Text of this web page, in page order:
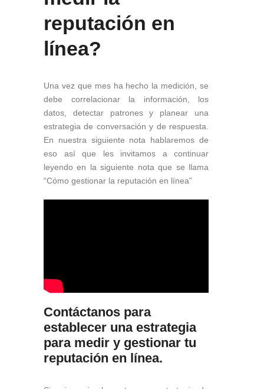
reputación en
línea?
Una vez que mes ha hecho la medición, se
debe correlacionar la información, los
datos, detectar patrones y planear una
estrategia de conversación y de respuesta.
En nuestra siguiente nota hablaremos de
eso así que les invitamos a continuar
leyendo en la siguiente nota que se llama
“Cómo gestionar la reputación en línea”
Contáctanos para
establecer una estrategia
para medir y gestionar tu
reputación en línea.